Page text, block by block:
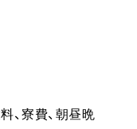
、寮費、朝昼晩